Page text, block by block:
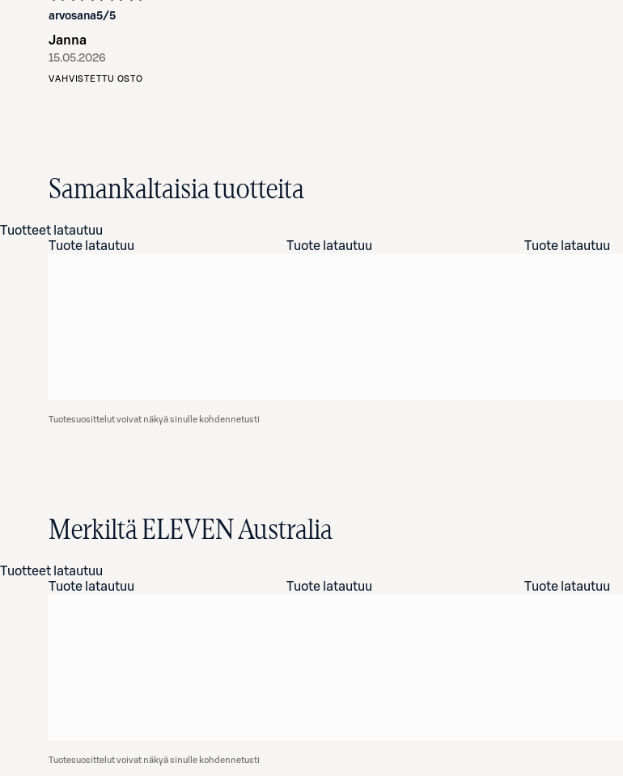
arvosana5/5
Janna
15.05.2026
VAHVISTETTU OSTO
Samankaltaisia tuotteita
Tuotteet latautuu
Tuote latautuu
Tuote latautuu Tuote latautuu
Tuotesuosittelut voivat näkyä sinulle kohdennetusti
Merkiltä ELEVEN Australia
Tuotteet latautuu
Tuote latautuu
Tuote latautuu Tuote latautuu
Tuotesuosittelut voivat näkyä sinulle kohdennetusti